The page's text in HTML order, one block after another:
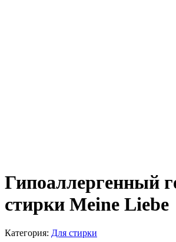
Гипоаллергенный
стирки Meine Liebe
Категория: Для стирки